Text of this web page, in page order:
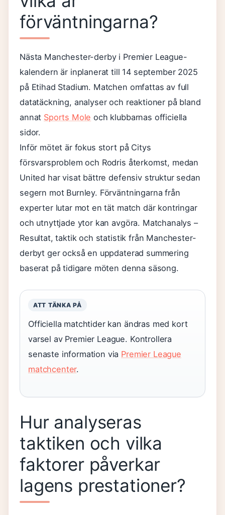
förväntningarna?
Nästa Manchester-derby i Premier League-
kalendern är inplanerat till 14 september 2025
på Etihad Stadium. Matchen omfattas av full
datatäckning, analyser och reaktioner på bland
annat Sports Mole och klubbarnas officiella
sidor.
Inför mötet är fokus stort på Citys
försvarsproblem och Rodris återkomst, medan
United har visat bättre defensiv struktur sedan
segern mot Burnley. Förväntningarna från
experter lutar mot en tät match där kontringar
och utnyttjade ytor kan avgöra. Matchanalys –
Resultat, taktik och statistik från Manchester-
derbyt ger också en uppdaterad summering
baserat på tidigare möten denna säsong.
ATT TÄNKA PÅ
Officiella matchtider kan ändras med kort
varsel av Premier League. Kontrollera
senaste information via Premier League
matchcenter.
Hur analyseras
taktiken och vilka
faktorer påverkar
lagens prestationer?